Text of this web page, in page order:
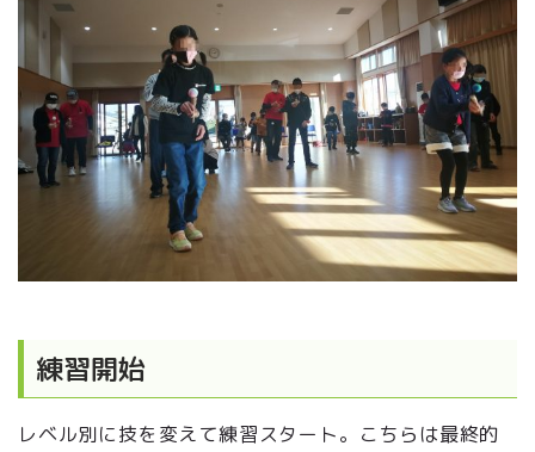
練習開始
レベル別に技を変えて練習スタート。こちらは最終的